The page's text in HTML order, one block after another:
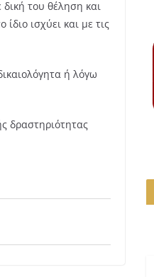
του θέληση και
ισχύει και με τις
ή λόγω
δραστηριότητας